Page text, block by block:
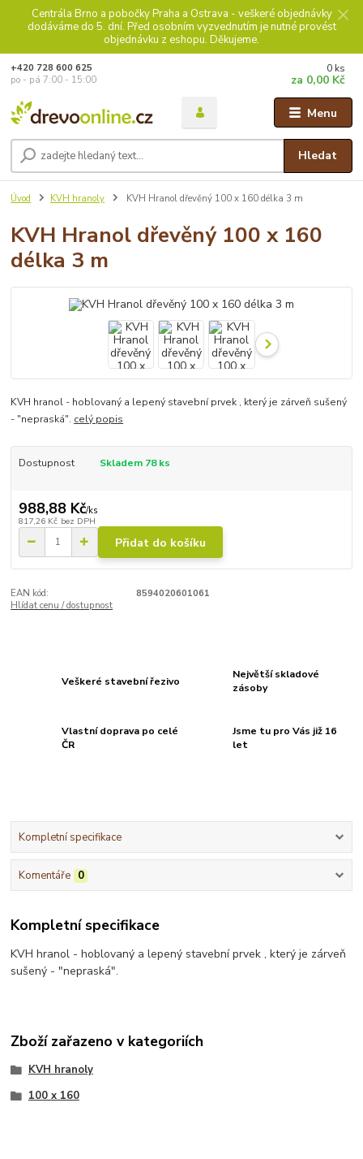
Centrála Brno a pobočky Praha a Ostrava - veškeré objednávky
dodáváme do 5. dní. Před osobním vyzvednutím je nutné provést
objednávku z eshopu. Děkujeme.
Menu
Hledat
+420 728 600 625
po - pá 7:00 - 15:00
0 ks
za 0,00 Kč
Úvod KVH hranoly KVH Hranol dřevěný 100 x 160 délka 3 m
KVH Hranol dřevěný 100 x 160
délka 3 m
KVH hranol - hoblovaný a lepený stavební prvek , který je zárveň sušený
- "nepraská". celý popis
Dostupnost Skladem 78 ks
988,88 Kč/ks
817,26 Kč bez DPH
Přidat do košíku
EAN kód:
8594020601061
Hlídat cenu / dostupnost
Veškeré stavební řezivo
Největší skladové
zásoby
Vlastní doprava po celé
ČR
Jsme tu pro Vás již 16
let
Kompletní specifikace
Komentáře 0
Kompletní specifikace
KVH hranol - hoblovaný a lepený stavební prvek , který je zárveň
sušený - "nepraská".
Zboží zařazeno v kategoriích
KVH hranoly
100 x 160